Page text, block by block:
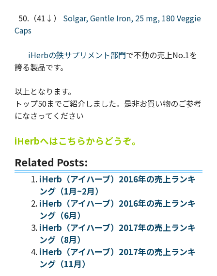
50.（41↓） Solgar, Gentle Iron, 25 mg, 180 Veggie
Caps
iHerbの鉄サプリメント部門で不動の売上No.1を
誇る製品です。
以上となります。
トップ50までご紹介しました。是非お買い物のご参考
になさってください
iHerbへはこちらからどうぞ。
Related Posts:
iHerb（アイハーブ）2016年の売上ランキ
ング（1月~2月）
iHerb（アイハーブ）2016年の売上ランキ
ング（6月）
iHerb（アイハーブ）2017年の売上ランキ
ング（8月）
iHerb（アイハーブ）2017年の売上ランキ
ング（11月）